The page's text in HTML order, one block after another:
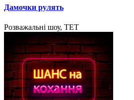
Дамочки рулять
Розважальні шоу, ТЕТ